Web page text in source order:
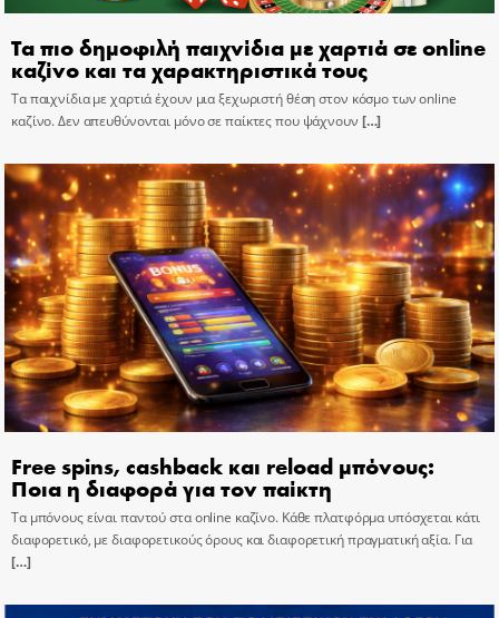
Τα πιο δημοφιλή παιχνίδια με χαρτιά σε online
καζίνο και τα χαρακτηριστικά τους
Τα παιχνίδια με χαρτιά έχουν μια ξεχωριστή θέση στον κόσμο των online
καζίνο. Δεν απευθύνονται μόνο σε παίκτες που ψάχνουν […]
Free spins, cashback και reload μπόνους:
Ποια η διαφορά για τον παίκτη
Τα μπόνους είναι παντού στα online καζίνο. Κάθε πλατφόρμα υπόσχεται κάτι
διαφορετικό, με διαφορετικούς όρους και διαφορετική πραγματική αξία. Για
[…]